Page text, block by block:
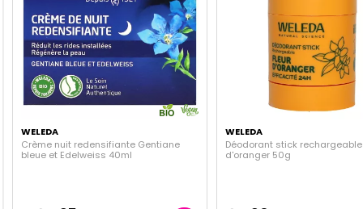
WELEDA
Crème nuit redensifiante Gentiane
bleue et Edelweiss 40ml
WELEDA
Déodorant stick rechargeable
d'oranger 50g